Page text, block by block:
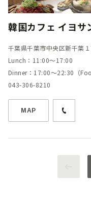
韓国カフェ イヨサ
千葉県千葉市中央区新千葉
Lunch：11:00～17:00
Dinner：17:00～22:30（
043-306-8210
MAP